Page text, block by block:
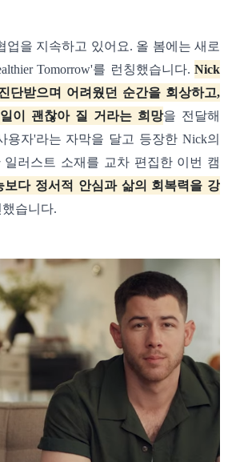
업을 지속하고 있어요. 올 봄에는 새로
Tomorrow'를 런칭했습니다. Nick
단받으며 어려웠던 순간을 회상하고,
이 괜찮아 질 거라는 희망을 전달해
용자'라는 자막을 달고 등장한 Nick의
일러스트 소재를 교차 편집한 이번 캠
보다 정서적 안심과 삶의 회복력을 강
했습니다.